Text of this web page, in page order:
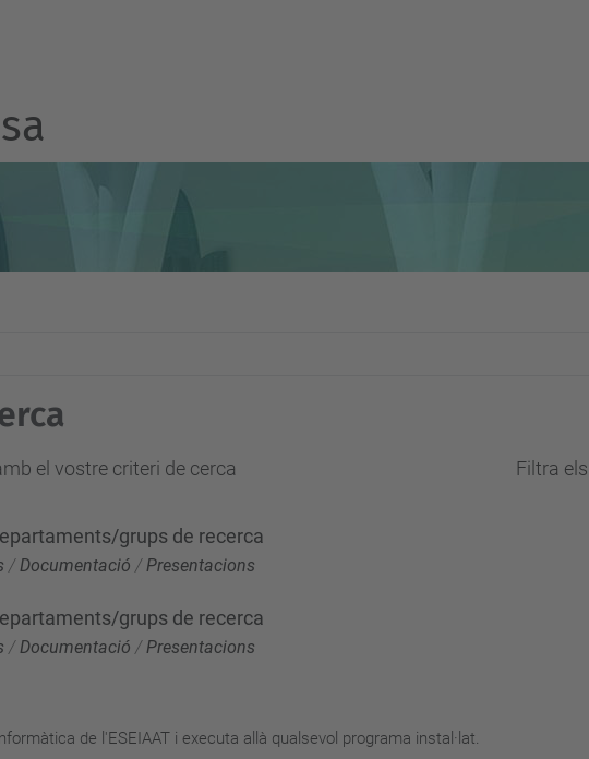
el vostre criteri de cerca Filtra
grups de recerca
/ Documentació / Presentacions
grups de recerca
/Documentació /Presentacions
de l'ESEIAAT i executa allà qualsevol programa instal·lat.